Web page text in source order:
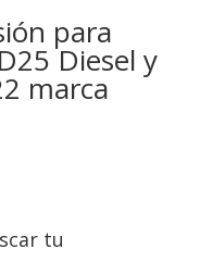
para
Diesel y
marca
tu